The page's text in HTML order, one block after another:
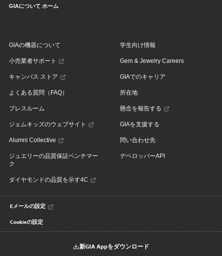
GIAについて ホーム
GIAの機器について
小売業者サポート
キャンパス ストア
よくある質問（FAQ）
プレスルーム
ジェムキッズのウェブサイト
Alumni Collective
ジュエリーの品質保証ベンチマー
ク
ダイヤモンドの品質を示す4C
学生向け情報
Gem & Jewelry Careers
GIAでのキャリア
所在地
懸念を報告する
GIAを支援する
問い合わせ先
デベロッパーAPI
Eメールの設定
Cookieの設定
新GIA Appをダウンロード